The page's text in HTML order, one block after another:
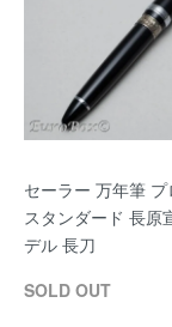
セーラー 万年筆 プ
スタンダード 長原
デル 長刀
SOLD OUT